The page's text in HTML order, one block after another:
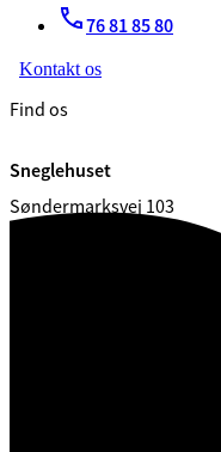
76 81 85 80
Kontakt os
Find os
Sneglehuset
Søndermarksvej 103